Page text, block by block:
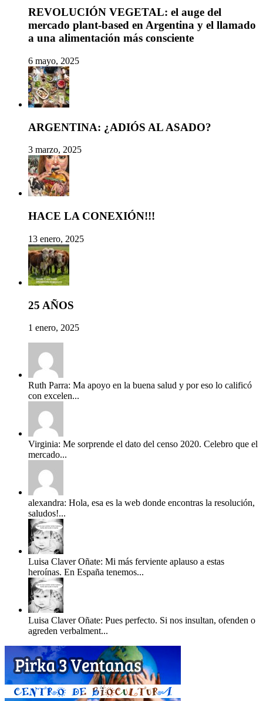
REVOLUCIÓN VEGETAL: el auge del
mercado plant-based en Argentina y el llamado
a una alimentación más consciente
6 mayo, 2025
ARGENTINA: ¿ADIÓS AL ASADO?
3 marzo, 2025
HACE LA CONEXIÓN!!!
13 enero, 2025
25 AÑOS
1 enero, 2025
Ruth Parra: Ma apoyo en la buena salud y por eso lo calificó
con excelen...
Virginia: Me sorprende el dato del censo 2020. Celebro que el
mercado...
alexandra: Hola, esa es la web donde encontras la resolución,
saludos!...
Luisa Claver Oñate: Mi más ferviente aplauso a estas
heroínas. En España tenemos...
Luisa Claver Oñate: Pues perfecto. Si nos insultan, ofenden o
agreden verbalment...